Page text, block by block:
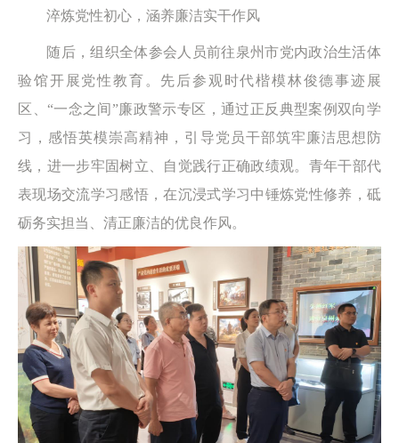
淬炼党性初心，涵养廉洁实干作风
随后，组织全体参会人员前往泉州市党内政治生活体
验馆开展党性教育。先后参观时代楷模林俊德事迹展
区、“一念之间”廉政警示专区，通过正反典型案例双向学
习，感悟英模崇高精神，引导党员干部筑牢廉洁思想防
线，进一步牢固树立、自觉践行正确政绩观。青年干部代
表现场交流学习感悟，在沉浸式学习中锤炼党性修养，砥
砺务实担当、清正廉洁的优良作风。